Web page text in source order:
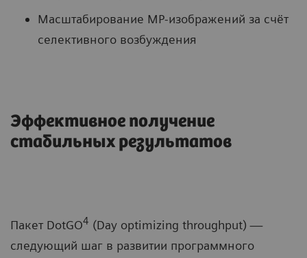
Масштабирование МР-изображений за счёт
селективного возбуждения
Эффективное получение
стабильных результатов
Пакет DotGO4 (Day optimizing throughput) —
следующий шаг в развитии программного